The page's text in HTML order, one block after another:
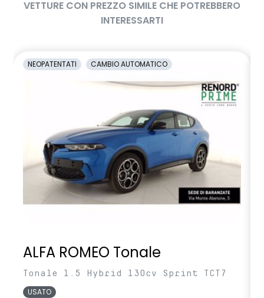
VETTURE CON PREZZO SIMILE CHE POTREBBERO
INTERESSARTI
NEOPATENTATI CAMBIO AUTOMATICO
ALFA ROMEO Tonale
Tonale 1.5 Hybrid 130cv Sprint TCT7
USATO